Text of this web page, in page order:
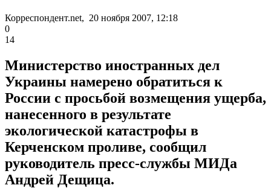
Корреспондент.net, 20 ноября 2007, 12:18
0
14
Министерство иностранных дел
Украины намерено обратиться к
России с просьбой возмещения ущерба,
нанесенного в результате
экологической катастрофы в
Керченском проливе, сообщил
руководитель пресс-службы МИДа
Андрей Дещица.